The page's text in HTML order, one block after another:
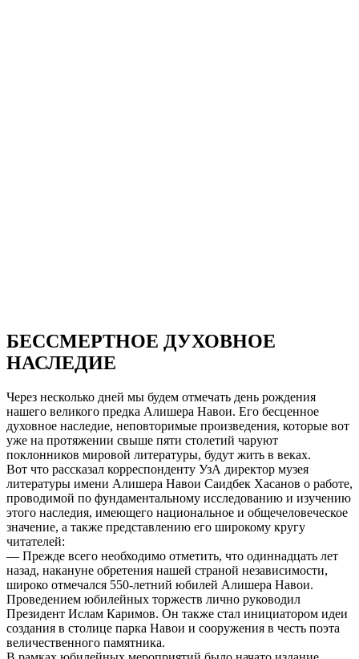
БЕССМЕРТНОЕ ДУХОВНОЕ
НАСЛЕДИЕ
Через несколько дней мы будем отмечать день рождения
нашего великого предка Алишера Навои. Его бесценное
духовное наследие, неповторимые произведения, которые вот
уже на протяжении свыше пяти столетий чаруют
поклонников мировой литературы, будут жить в веках.
Вот что рассказал корреспонденту УзА директор музея
литературы имени Алишера Навои Саидбек Хасанов о работе,
проводимой по фундаментальному исследованию и изучению
этого наследия, имеющего национальное и общечеловеческое
значение, а также представлению его широкому кругу
читателей:
— Прежде всего необходимо отметить, что одиннадцать лет
назад, накануне обретения нашей страной независимости,
широко отмечался 550-летний юбилей Алишера Навои.
Проведением юбилейных торжеств лично руководил
Президент Ислам Каримов. Он также стал инициатором идеи
создания в столице парка Навои и сооружения в честь поэта
величественного памятника.